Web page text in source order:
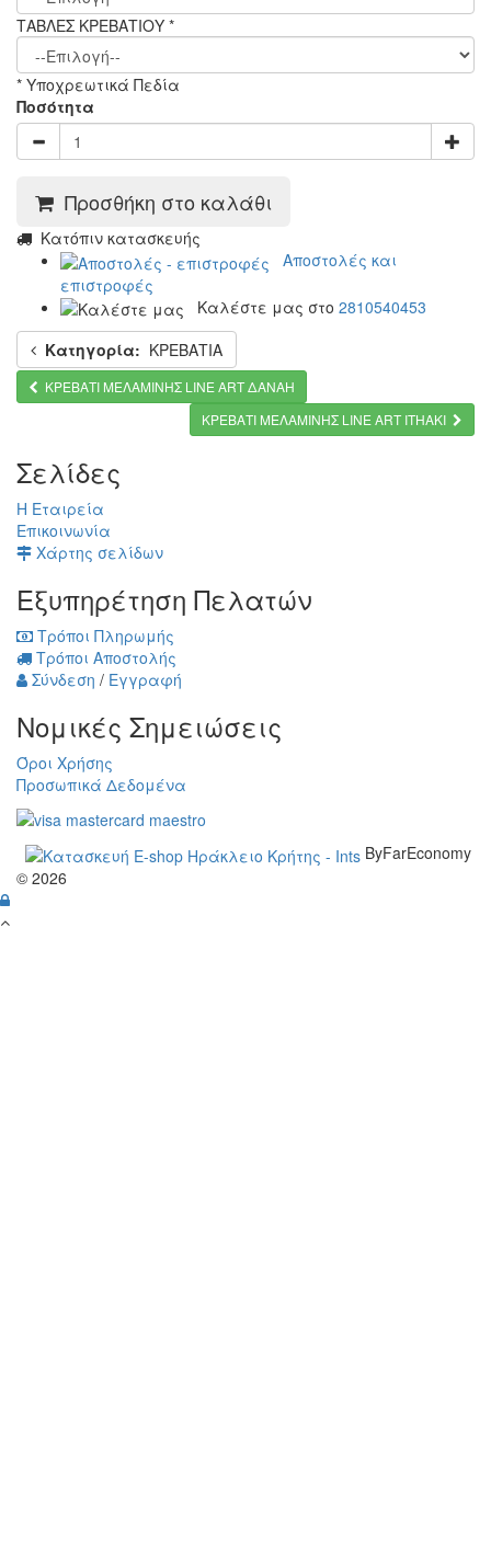
ΤΑΒΛΕΣ ΚΡΕΒΑΤΙΟΥ *
* Υποχρεωτικά Πεδία
Ποσότητα
Προσθήκη στο καλάθι
Κατόπιν κατασκευής
Αποστολές και
επιστροφές
Καλέστε μας στο 2810540453
Κατηγορία: ΚΡΕΒΑΤΙΑ
ΚΡΕΒΑΤΙ ΜΕΛΑΜΙΝΗΣ LINE ART ΔΑΝΑΗ
ΚΡΕΒΑΤΙ ΜΕΛΑΜΙΝΗΣ LINE ART ITHAKI
Σελίδες
Η Εταιρεία
Επικοινωνία
Χάρτης σελίδων
Εξυπηρέτηση Πελατών
Τρόποι Πληρωμής
Τρόποι Αποστολής
Σύνδεση / Εγγραφή
Νομικές Σημειώσεις
Όροι Χρήσης
Προσωπικά Δεδομένα
ByFarEconomy
© 2026